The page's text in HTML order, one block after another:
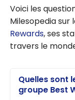
Voici les
Milesopedia
Rewards, ses
travers le
Quelles sont
groupe Best